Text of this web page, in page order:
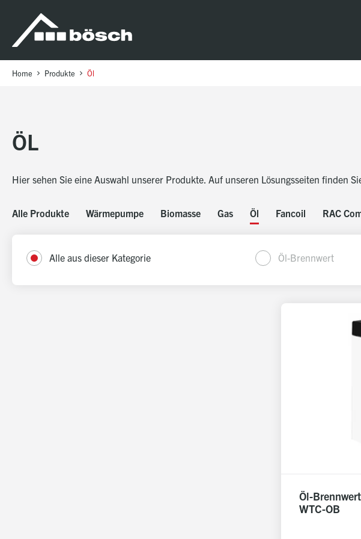
sr.skip-to.main-content
sr.skip-to.table-of-contents
sr.skip-to.main-navigation
Home Produkte Öl
ÖL
Hier sehen Sie eine Auswahl unserer Produkte. Auf unseren Lösungsseiten finden
Alle Produkte Wärmepumpe Biomasse Gas Öl Fancoil RAC
Alle aus dieser Kategorie Öl-Brennwert
Öl-
WTC-OB